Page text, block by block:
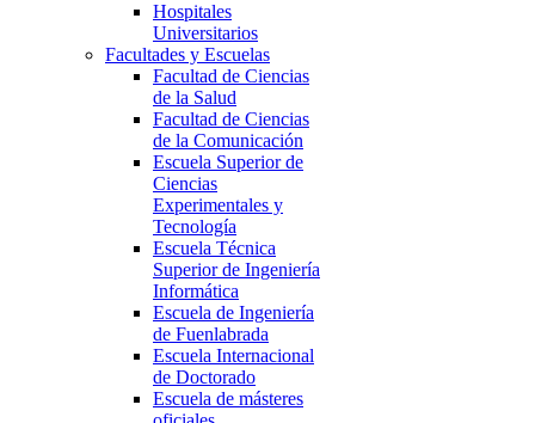
Hospitales
Universitarios
Facultades y Escuelas
Facultad de Ciencias
de la Salud
Facultad de Ciencias
de la Comunicación
Escuela Superior de
Ciencias
Experimentales y
Tecnología
Escuela Técnica
Superior de Ingeniería
Informática
Escuela de Ingeniería
de Fuenlabrada
Escuela Internacional
de Doctorado
Escuela de másteres